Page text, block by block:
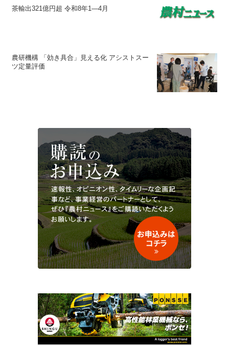
茶輸出321億円超 令和8年1―4月
農研機構 「効き具合」見える化 アシストスー
ツ定量評価